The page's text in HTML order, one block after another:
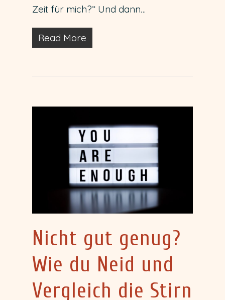
Zeit für mich?“ Und dann…
Read More
Nicht gut genug?
Wie du Neid und
Vergleich die Stirn